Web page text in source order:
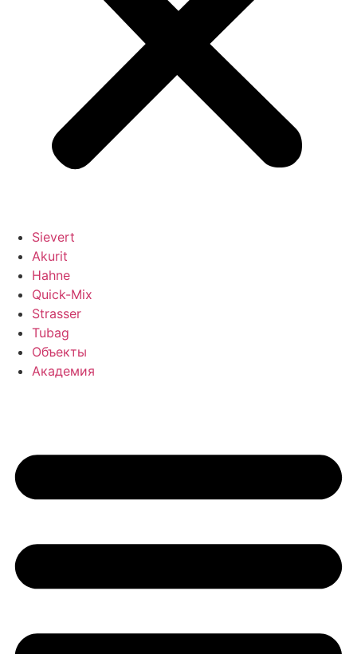
Sievert
Akurit
Hahne
Quick-Mix
Strasser
Tubag
Объекты
Академия